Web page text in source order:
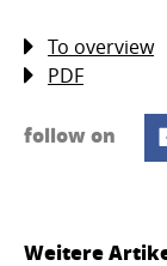
To overview
PDF
follow on
Weitere